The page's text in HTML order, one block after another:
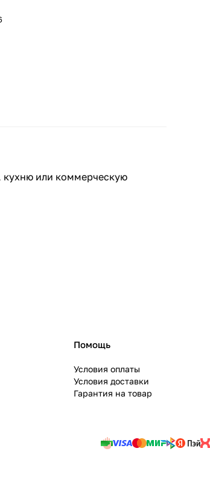
кухню или коммерческую
Помощь
Условия оплаты
Условия доставки
Гарантия на товар